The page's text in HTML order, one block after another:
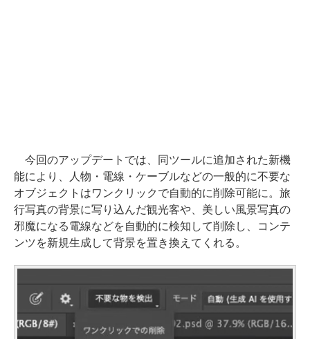
今回のアップデートでは、同ツールに追加された新機
能により、人物・電線・ケーブルなどの一般的に不要な
オブジェクトはワンクリックで自動的に削除可能に。旅
行写真の背景に写り込んだ観光客や、美しい風景写真の
邪魔になる電線などを自動的に検知して削除し、コンテ
ンツを新規生成して背景を置き換えてくれる。